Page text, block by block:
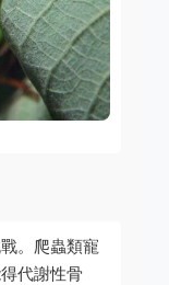
。爬蟲類寵
代謝性骨